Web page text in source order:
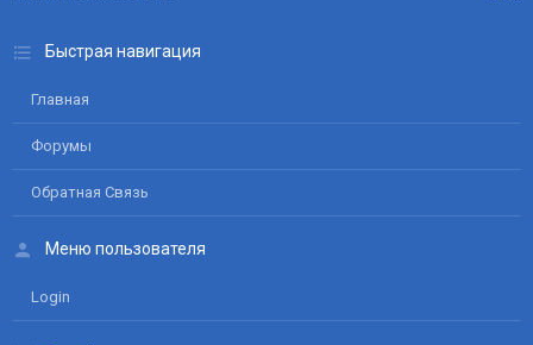
Быстрая навигация
Главная
Форумы
Обратная Связь
Меню пользователя
Login